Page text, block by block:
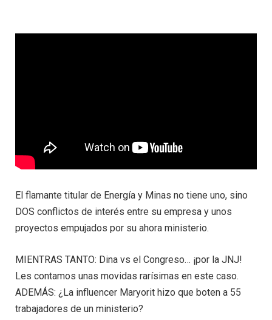
El flamante titular de Energía y Minas no tiene uno, sino
DOS conflictos de interés entre su empresa y unos
proyectos empujados por su ahora ministerio.
MIENTRAS TANTO: Dina vs el Congreso… ¡por la JNJ!
Les contamos unas movidas rarísimas en este caso.
ADEMÁS: ¿La influencer Maryorit hizo que boten a 55
trabajadores de un ministerio?